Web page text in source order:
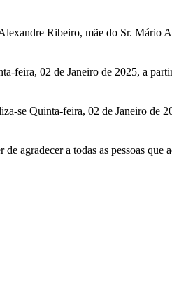
Ribeiro, mãe do Sr. Mário
feira, 02 de Janeiro de 2025, a
se Quinta-feira, 02 de Janeiro de
agradecer a todas as pessoas